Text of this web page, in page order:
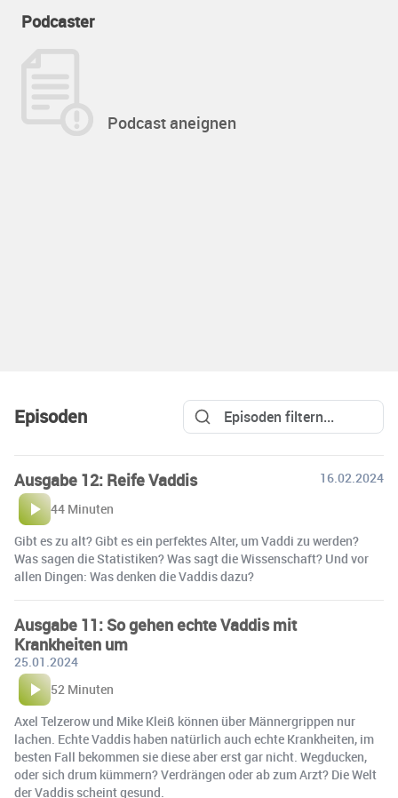
Podcaster
Podcast aneignen
Episoden
Ausgabe 12: Reife Vaddis
16.02.2024
44 Minuten
Gibt es zu alt? Gibt es ein perfektes Alter, um Vaddi zu werden?
Was sagen die Statistiken? Was sagt die Wissenschaft? Und vor
allen Dingen: Was denken die Vaddis dazu?
Ausgabe 11: So gehen echte Vaddis mit
Krankheiten um
25.01.2024
52 Minuten
Axel Telzerow und Mike Kleiß können über Männergrippen nur
lachen. Echte Vaddis haben natürlich auch echte Krankheiten, im
besten Fall bekommen sie diese aber erst gar nicht. Wegducken,
oder sich drum kümmern? Verdrängen oder ab zum Arzt? Die Welt
der Vaddis scheint gesund.